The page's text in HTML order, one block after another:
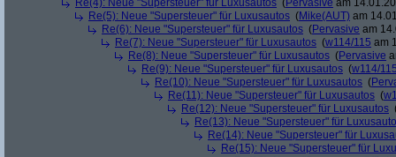
Re(4): Neue "Supersteuer" für Luxusautos (Pervasive am
Re(5): Neue "Supersteuer" für Luxusautos (Mike(AUT) am
Re(6): Neue "Supersteuer" für Luxusautos (Pervasive am
Re(7): Neue "Supersteuer" für Luxusautos (w114/115 am
Re(8): Neue "Supersteuer" für Luxusautos (Pervasive
Re(9): Neue "Supersteuer" für Luxusautos (w114/
Re(10): Neue "Supersteuer" für Luxusautos (
Re(11): Neue "Supersteuer" für Luxusautos (
Re(12): Neue "Supersteuer" für Luxusautos
Re(13): Neue "Supersteuer" für
Re(14): Neue "Supersteuer" für
Re(15): Neue "Supersteuer" für